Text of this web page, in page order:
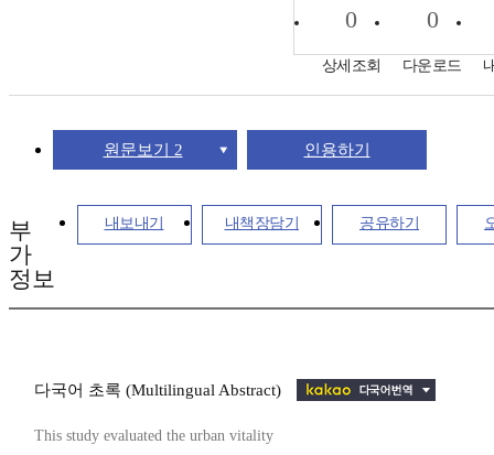
0
상세조회
0
다운로드
원문보기 2 인용하기
내보내기 내책장담기 공유하기
부
가
정보
다국어 초록 (Multilingual Abstract)
This study evaluated the urban vitality